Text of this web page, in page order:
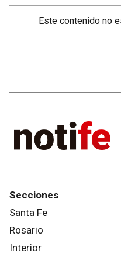
Este contenido no
Secciones
Santa Fe
Rosario
Interior